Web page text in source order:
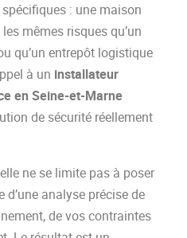
: une maison
mêmes risques qu’un
qu’un entrepôt logistique
à un installateur
en Seine-et-Marne
de sécurité réellement
ne se limite pas à poser
analyse précise de
de vos contraintes